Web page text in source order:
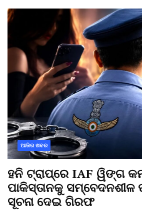
ଆଜିର ଖବର
ହନି ଟ୍ରାପ୍‌ରେ IAF ୱିଙ୍ଗ
ପାକିସ୍ତାନକୁ
ସୂଚନା ଦେଇ ଗିରଫ